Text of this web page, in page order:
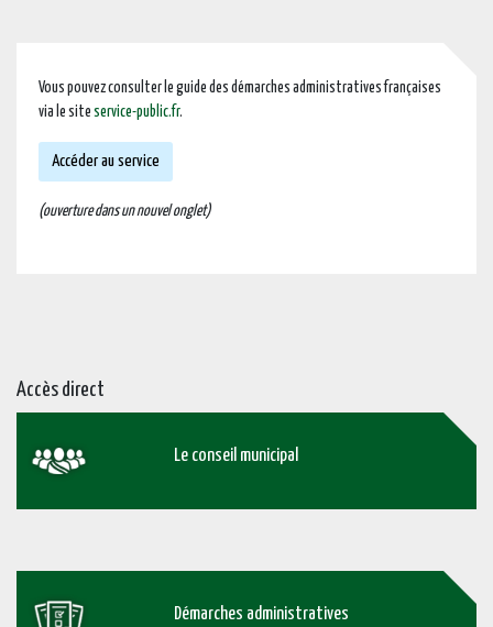
Vous pouvez consulter le guide des démarches administratives françaises
via le site service-public.fr.
Accéder au service
(ouverture dans un nouvel onglet)
Accès direct
Le conseil municipal
Démarches administratives